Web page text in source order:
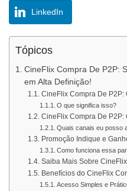
LinkedIn
Tópicos
CineFlix Compra De P2P:
em Alta Definição!
CineFlix Compra De P2P:
O que significa isso?
CineFlix Compra De
Quais canais eu posso
Promoção Indique e
Como funciona essa
Saiba Mais Sobre
Benefícios do CineFlix
Acesso Simples e